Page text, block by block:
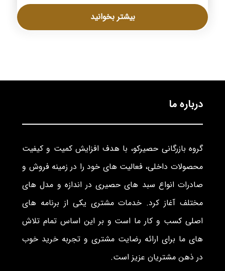
بیشتر بخوانید
درباره ما
گروه بازرگانی حصیرکو، با هدف افزایش کمیت و کیفیت
محصولات داخلی، فعالیت های خود را در زمینه فروش و
صادرات انواع سبد های حصیری در اندازه و مدل های
مختلف آغاز کرد. خدمات مشتری یکی از برنامه های
اصلی کسب و کار ما است و بر این اساس تمام تلاش
های ما برای ارائه رضایت مشتری و تجربه خرید خوب
در ذهن مشتریان عزیز است.